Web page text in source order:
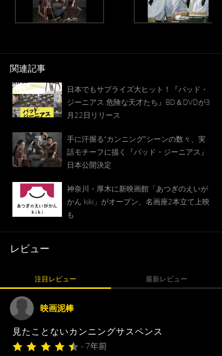
関連記事
日本でもサプライズ大ヒット！『バッド・
ジーニアス 危険な天才たち』BD＆DVDが3
月22日リリース
手に汗握る“カンニング”シーンの数々、実
話モチーフに描く『バッド・ジーニアス』
日本公開決定
神奈川・厚木に新映画館「あつぎのえいが
かん kiki」がオープン、名画座2本立て上映
も
レビュー
注目レビュー 最新レビュー
映画泥棒
見たことないカンニングサスペンス
- 7年前